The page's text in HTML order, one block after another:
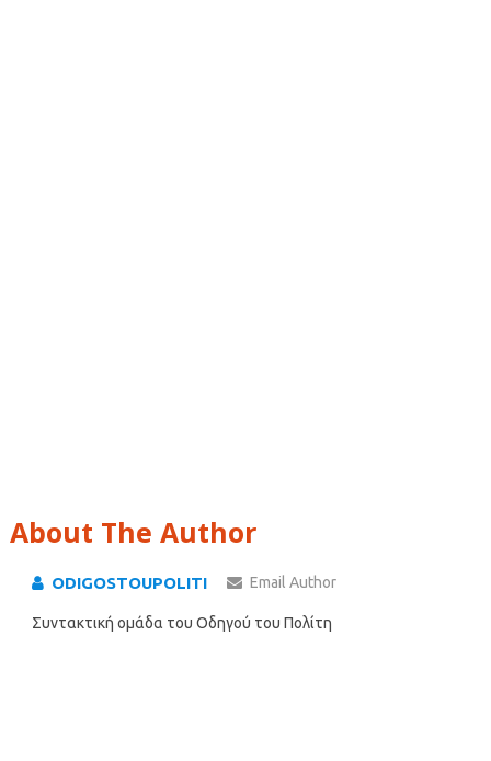
About The Author
ODIGOSTOUPOLITI Email Author
Συντακτική ομάδα του Οδηγού του Πολίτη